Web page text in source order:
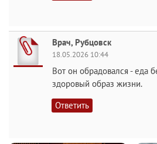
Врач, Рубцовск
18.05.2026 10:44
Вот он обрадовался - еда
здоровый образ жизни.
Ответить